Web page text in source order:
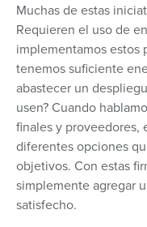
Muchas de estas
Requieren el uso de
implementamos estos
tenemos suficiente
abastecer un
usen? Cuando
finales y proveedores,
diferentes opciones
objetivos. Con estas
simplemente agregar
satisfecho.